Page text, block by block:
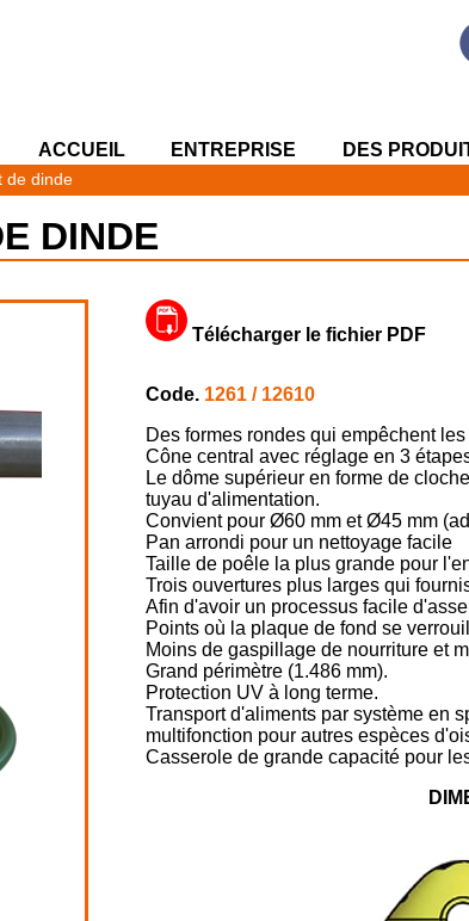
ACCUEIL ENTREPRISE DES
de dinde
DINDE
Télécharger le fichier PDF
Code. 1261 / 12610
Des formes rondes qui empêchent
Cône central avec réglage en 3
Le dôme supérieur en forme de
tuyau d'alimentation.
Convient pour Ø60 mm et Ø45 mm
Pan arrondi pour un nettoyage facile
Taille de poêle la plus grande pour
Trois ouvertures plus larges qui
Afin d'avoir un processus facile
Points où la plaque de fond se
Moins de gaspillage de nourriture et
Grand périmètre (1.486 mm).
Protection UV à long terme.
Transport d'aliments par système en
multifonction pour autres espèces
Casserole de grande capacité pour